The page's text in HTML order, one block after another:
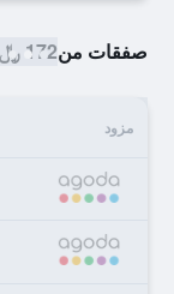
صفقات من172 ﷼
مزود